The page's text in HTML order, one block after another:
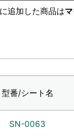
追加した商品は
型番/シート名
SN-0063